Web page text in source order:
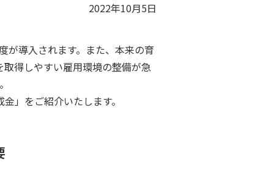
2022年10月5日
が導入されます。また、本来の育
得しやすい雇用環境の整備が急
金」をご紹介いたします。